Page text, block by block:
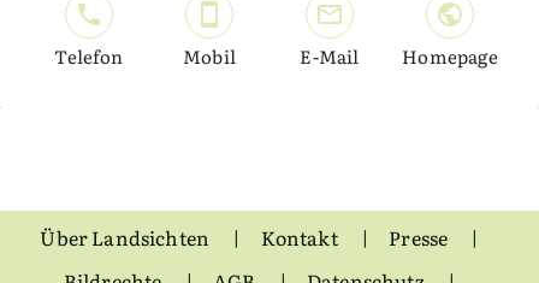
Telefon Mobil E-Mail Homepage
Über Landsichten Kontakt
Presse